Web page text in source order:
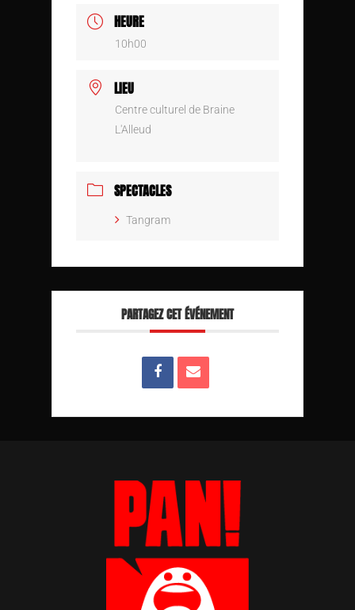
HEURE
10h00
LIEU
Centre culturel de Braine
L'Alleud
SPECTACLES
Tangram
PARTAGEZ CET ÉVÉNEMENT